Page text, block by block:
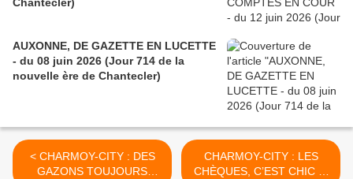
AUXONNE, DE GAZETTE EN LUCETTE
- du 08 juin 2026 (Jour 714 de la
nouvelle ère de Chantecler)
< CHARMOY-CITY : DES
GAZONS TOUJOURS
CHARMOY-CITY : LES
CHÈQUES, C’EST CHIC ! -